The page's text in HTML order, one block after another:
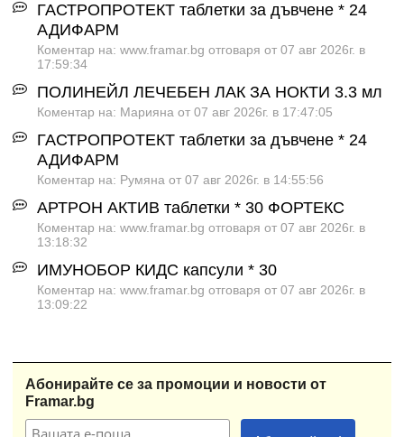
ГАСТРОПРОТЕКТ таблетки за дъвчене * 24
АДИФАРМ
Коментар на: www.framar.bg отговаря от 07 авг 2026г. в
17:59:34
ПОЛИНЕЙЛ ЛЕЧЕБЕН ЛАК ЗА НОКТИ 3.3 мл
Коментар на: Марияна от 07 авг 2026г. в 17:47:05
ГАСТРОПРОТЕКТ таблетки за дъвчене * 24
АДИФАРМ
Коментар на: Румяна от 07 авг 2026г. в 14:55:56
АРТРОН АКТИВ таблетки * 30 ФОРТЕКС
Коментар на: www.framar.bg отговаря от 07 авг 2026г. в
13:18:32
ИМУНОБОР КИДС капсули * 30
Коментар на: www.framar.bg отговаря от 07 авг 2026г. в
13:09:22
Абонирайте се за промоции и новости от
Framar.bg